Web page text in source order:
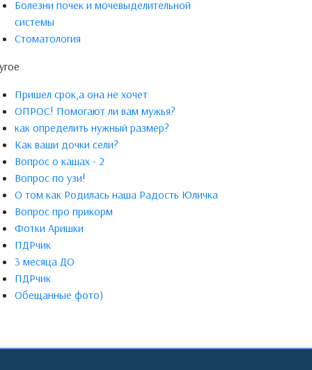
Болезни почек и мочевыделительной
системы
Стоматология
Пришел срок,а она не хочет
ОПРОС! Помогают ли вам мужья?
как определить нужный размер?
Как ваши дочки сели?
Вопрос о кашах - 2
Вопрос по узи!
О том как Родилась наша Радость Юличка
Вопрос про прикорм
Фотки Аришки
ПДРчик
3 месяца ДО
ПДРчик
Обещанные фото)